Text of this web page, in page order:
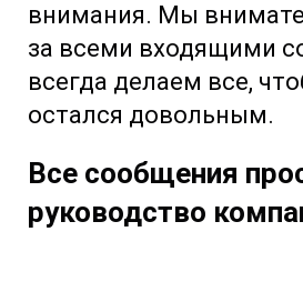
внимания. Мы
за всеми входящими
всегда делаем все,
остался довольным.
Все сообщения
руководство